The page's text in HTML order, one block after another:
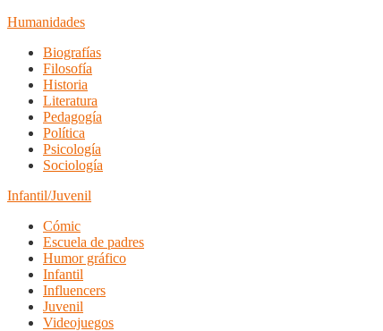
Humanidades
Biografías
Filosofía
Historia
Literatura
Pedagogía
Política
Psicología
Sociología
Infantil/Juvenil
Cómic
Escuela de padres
Humor gráfico
Infantil
Influencers
Juvenil
Videojuegos